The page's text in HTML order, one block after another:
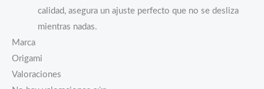
calidad, asegura un ajuste perfecto que no se desliza
mientras nadas.
Marca
Origami
Valoraciones